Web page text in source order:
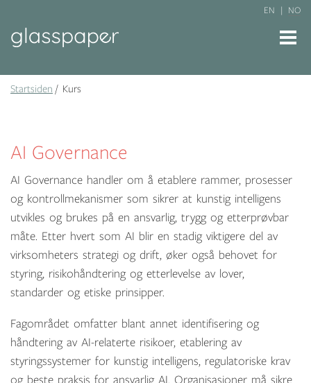
EN NO
Startsiden Kurs
AI Governance
AI Governance handler om å etablere rammer, prosesser
og kontrollmekanismer som sikrer at kunstig intelligens
utvikles og brukes på en ansvarlig, trygg og etterprøvbar
måte. Etter hvert som AI blir en stadig viktigere del av
virksomheters strategi og drift, øker også behovet for
styring, risikohåndtering og etterlevelse av lover,
standarder og etiske prinsipper.
Fagområdet omfatter blant annet identifisering og
håndtering av AI-relaterte risikoer, etablering av
styringssystemer for kunstig intelligens, regulatoriske krav
og beste praksis for ansvarlig AI. Organisasjoner må sikre